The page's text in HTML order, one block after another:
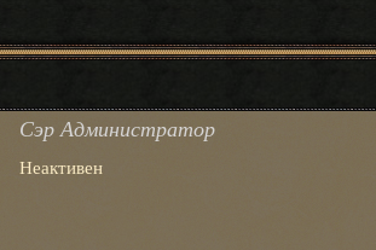
Сэр Администратор
Неактивен